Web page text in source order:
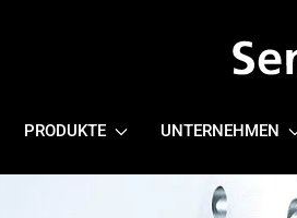
PRODUKTE UNTERNEHMEN